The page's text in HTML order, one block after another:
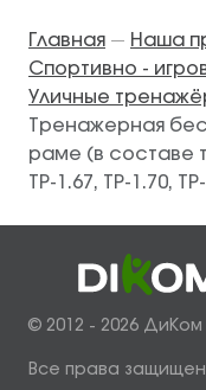
Главная — Наша
Спортивно -
Уличные
Тренажерная
раме (в составе
ТР-1.67, ТР-1.70,
© 2012 - 2026 ДиКом
Все права